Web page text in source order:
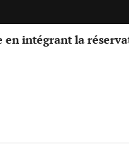
intégrant la